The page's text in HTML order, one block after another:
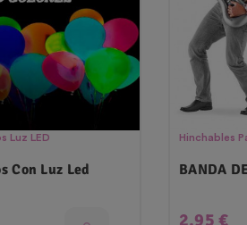
Luz LED
Con Luz Led
Hinchables
BANDA
Precio
2,95 €